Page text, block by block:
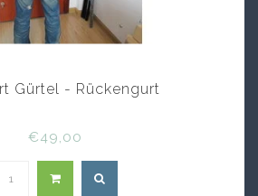
Gürtel - Rückengurt
€49,00